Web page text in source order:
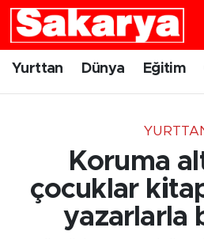
Yurttan Dünya Eğitim
Koruma
çocuklar
yazarlarla
Yurttan
Gündem
Eskişehirspor
Eskişehir Nöbetçi
Eskişehir Trafik
Süper Lig Puan